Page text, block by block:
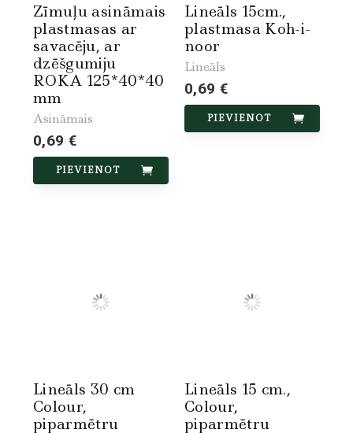
Zīmuļu asināmais
plastmasas ar
savacēju, ar
dzēšgumiju
ROKA 125*40*40
mm
Asināmais
0,69 €
PIEVIENOT
Lineāls 15cm.,
plastmasa Koh-i-
noor
Lineāls
0,69 €
PIEVIENOT
Lineāls 30 cm
Colour,
piparmētru
Lineāls 15 cm.,
Colour,
piparmētru